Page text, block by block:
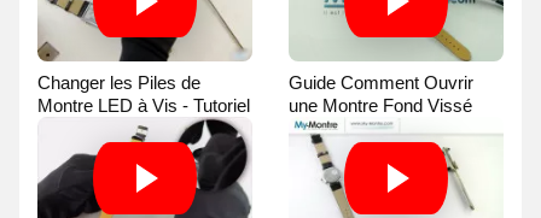
Changer les Piles de
Montre LED à Vis - Tutoriel
Vidéo
Guide Comment Ouvrir
une Montre Fond Vissé
avec une Balle